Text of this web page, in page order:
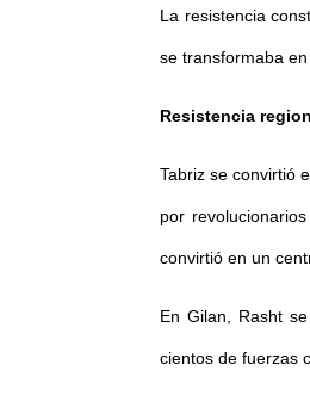
La resistencia
se transformaba
Resistencia
Tabriz se convirtió
por
convirtió en un
En Gilan, Rasht
cientos de fuerzas